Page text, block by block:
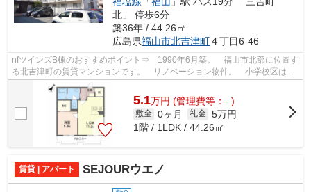
北」 停歩6分
築36年 / 44.26㎡
広島県福山市北吉津町４丁目6-46
nfツインズB棟のおすすめポイント⇒ 1990年6月築。 福山市北部に位置す
る北吉津町の賃貸マンションです。 リノベーション物件。 小学校区は桜
丘小学校です。 徒歩約6分の所にドラ...
5.1万円 (管理費等：- )
敷金 0ヶ月 礼金 5万円
1階 / 1LDK / 44.26㎡
賃貸 | アパート SEJOURウエノ